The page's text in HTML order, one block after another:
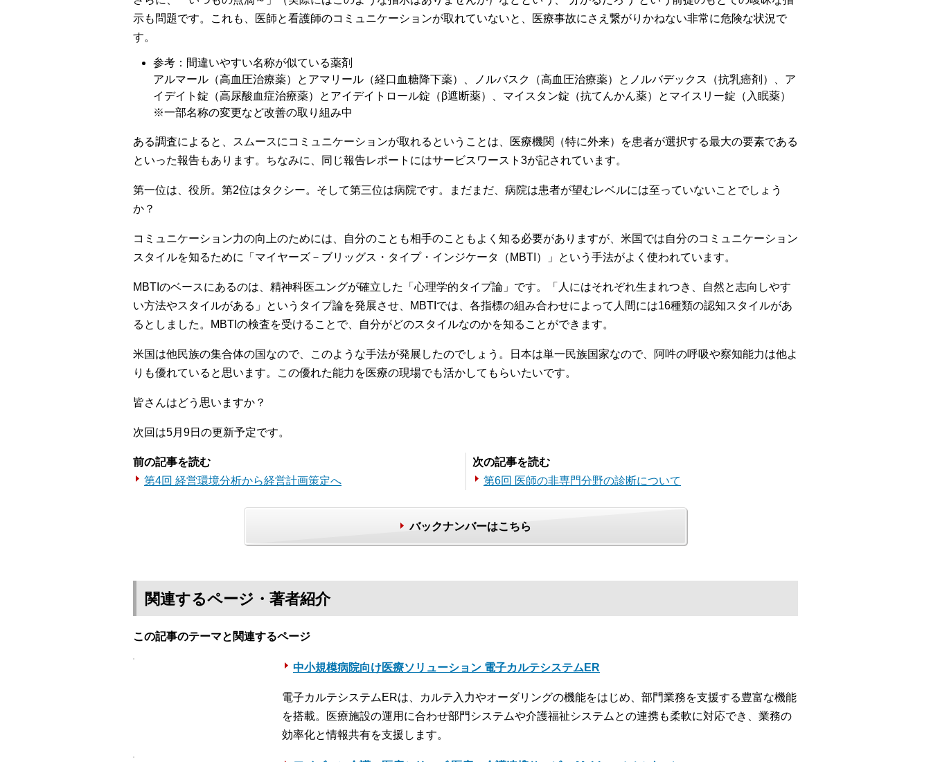
示も問題です。これも、医師と看護師のコミュニケーションが取れていないと、医療事故にさえ繋がりかねない非常に危険な状況で
す。
参考：間違いやすい名称が似ている薬剤
アルマール（高血圧治療薬）とアマリール（経口血糖降下薬）、ノルバスク（高血圧治療薬）とノルバデックス（抗乳癌剤）、ア
イデイト錠（高尿酸血症治療薬）とアイデイトロール錠（β遮断薬）、マイスタン錠（抗てんかん薬）とマイスリー錠（入眠薬）
※一部名称の変更など改善の取り組み中
ある調査によると、スムースにコミュニケーションが取れるということは、医療機関（特に外来）を患者が選択する最大の要素である
といった報告もあります。ちなみに、同じ報告レポートにはサービスワースト3が記されています。
第一位は、役所。第2位はタクシー。そして第三位は病院です。まだまだ、病院は患者が望むレベルには至っていないことでしょう
か？
コミュニケーション力の向上のためには、自分のことも相手のこともよく知る必要がありますが、米国では自分のコミュニケーション
スタイルを知るために「マイヤーズ－ブリッグス・タイプ・インジケータ（MBTI）」という手法がよく使われています。
MBTIのベースにあるのは、精神科医ユングが確立した「心理学的タイプ論」です。「人にはそれぞれ生まれつき、自然と志向しやす
い方法やスタイルがある」というタイプ論を発展させ、MBTIでは、各指標の組み合わせによって人間には16種類の認知スタイルがあ
るとしました。MBTIの検査を受けることで、自分がどのスタイルなのかを知ることができます。
米国は他民族の集合体の国なので、このような手法が発展したのでしょう。日本は単一民族国家なので、阿吽の呼吸や察知能力は他よ
りも優れていると思います。この優れた能力を医療の現場でも活かしてもらいたいです。
皆さんはどう思いますか？
次回は5月9日の更新予定です。
前の記事を読む
第4回 経営環境分析から経営計画策定へ
次の記事を読む
第6回 医師の非専門分野の診断について
バックナンバーはこちら
関連するページ・著者紹介
この記事のテーマと関連するページ
中小規模病院向け医療ソリューション 電子カルテシステムER
電子カルテシステムERは、カルテ入力やオーダリングの機能をはじめ、部門業務を支援する豊富な機能
を搭載。医療施設の運用に合わせ部門システムや介護福祉システムとの連携も柔軟に対応でき、業務の
効率化と情報共有を支援します。